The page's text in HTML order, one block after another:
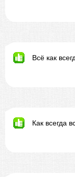
Всё как
Как всегда